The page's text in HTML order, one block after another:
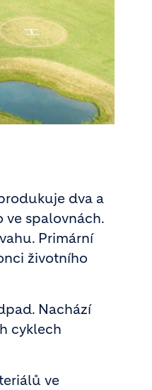
dva a
spalovnách.
Primární
životního
Nachází
cyklech
ve